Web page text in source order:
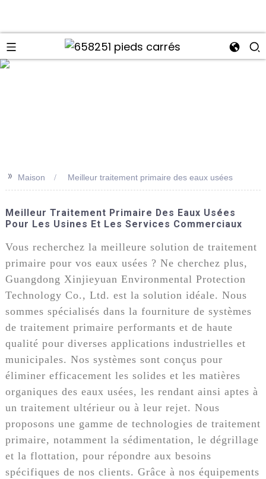
>> Maison Meilleur traitement primaire des eaux usées
Meilleur Traitement Primaire Des Eaux Usées
Pour Les Usines Et Les Services Commerciaux
Vous recherchez la meilleure solution de traitement
primaire pour vos eaux usées ? Ne cherchez plus,
Guangdong Xinjieyuan Environmental Protection
Technology Co., Ltd. est la solution idéale. Nous
sommes spécialisés dans la fourniture de systèmes
de traitement primaire performants et de haute
qualité pour diverses applications industrielles et
municipales. Nos systèmes sont conçus pour
éliminer efficacement les solides et les matières
organiques des eaux usées, les rendant ainsi aptes à
un traitement ultérieur ou à leur rejet. Nous
proposons une gamme de technologies de traitement
primaire, notamment la sédimentation, le dégrillage
et la flottation, pour répondre aux besoins
spécifiques de nos clients. Grâce à nos équipements